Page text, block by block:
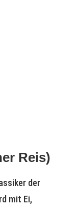
Reis)
der
mit Ei,